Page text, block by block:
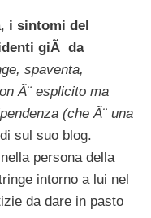
i sintomi del
giÃ da
spaventa,
Ã¨ esplicito ma
(che Ã¨ una
sul suo blog.
persona della
intorno a lui nel
da dare in pasto